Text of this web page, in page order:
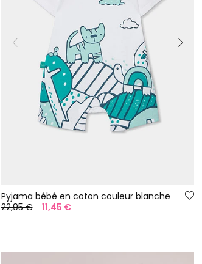
Pyjama bébé en coton couleur blanche
22,95 €
11,45 €